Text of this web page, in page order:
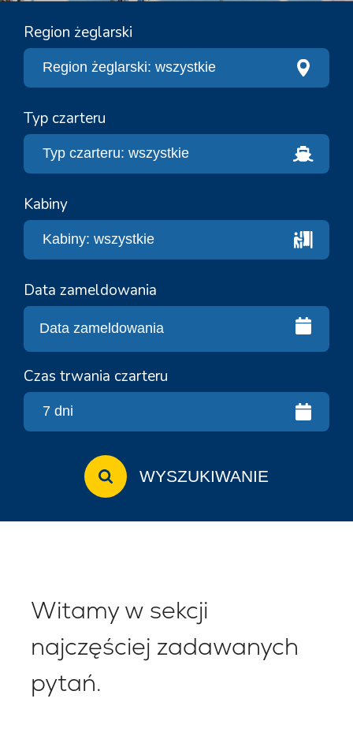
Region żeglarski
Typ czarteru
Kabiny
Data zameldowania
Czas trwania czarteru
WYSZUKIWANIE
Witamy w sekcji
najczęściej zadawanych
pytań.